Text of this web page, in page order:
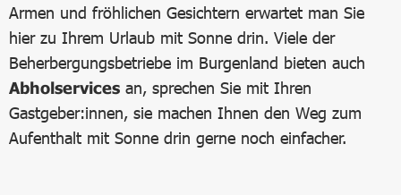
Armen und fröhlichen Gesichtern erwartet man Sie
hier zu Ihrem Urlaub mit Sonne drin. Viele der
Beherbergungsbetriebe im Burgenland bieten auch
Abholservices an, sprechen Sie mit Ihren
Gastgeber:innen, sie machen Ihnen den Weg zum
Aufenthalt mit Sonne drin gerne noch einfacher.